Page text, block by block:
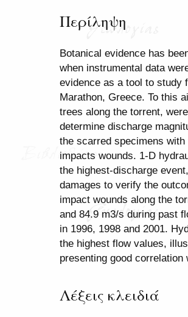
Περίληψη
Botanical evidence has
when instrumental data
evidence as a tool to study
Marathon, Greece. To this
trees along the torrent,
determine discharge
the scarred specimens
impacts wounds. 1-D
the highest-discharge
damages to verify the
impact wounds along the
and 84.9 m3/s during past
in 1996, 1998 and 2001.
the highest flow values,
presenting good
Λέξεις κλειδιά